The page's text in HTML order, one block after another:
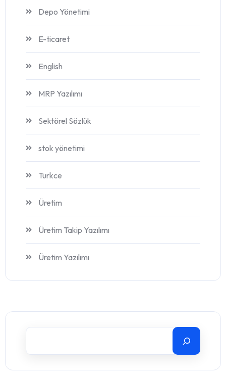
Depo Yönetimi
E-ticaret
English
MRP Yazılımı
Sektörel Sözlük
stok yönetimi
Turkce
Üretim
Üretim Takip Yazılımı
Üretim Yazılımı